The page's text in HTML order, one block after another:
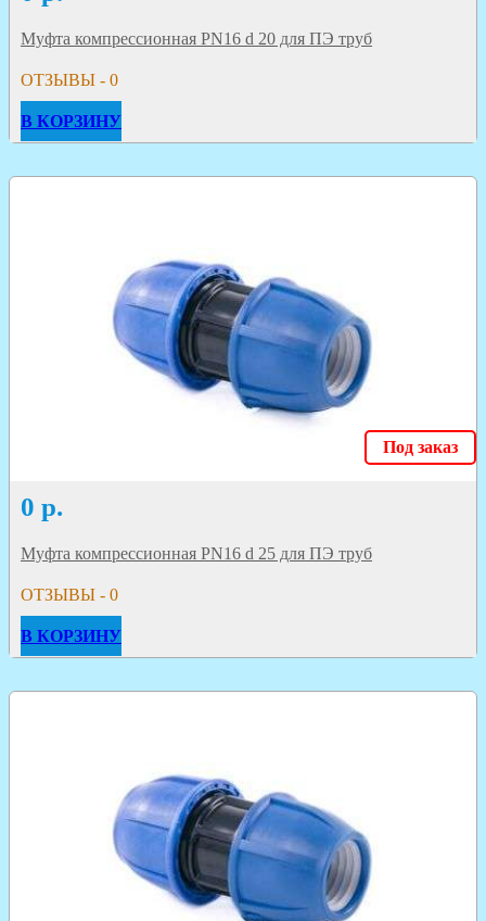
Муфта компрессионная PN16 d 20 для ПЭ труб
ОТЗЫВЫ - 0
В КОРЗИНУ
Под заказ
0 р.
Муфта компрессионная PN16 d 25 для ПЭ труб
ОТЗЫВЫ - 0
В КОРЗИНУ